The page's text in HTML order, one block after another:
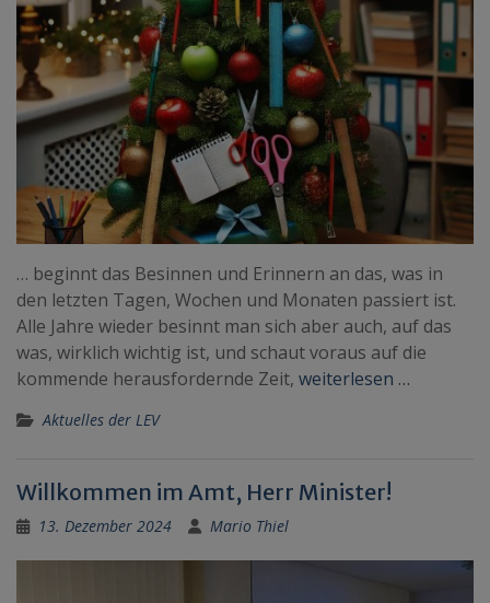
… beginnt das Besinnen und Erinnern an das, was in
den letzten Tagen, Wochen und Monaten passiert ist.
Alle Jahre wieder besinnt man sich aber auch, auf das
was, wirklich wichtig ist, und schaut voraus auf die
kommende herausfordernde Zeit, weiterlesen …
Aktuelles der LEV
Willkommen im Amt, Herr Minister!
13. Dezember 2024 Mario Thiel